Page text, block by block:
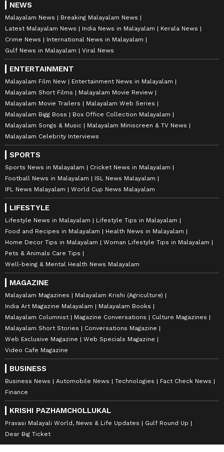
NEWS
Malayalam News
Breaking Malayalam News
Latest Malayalam News
India News in Malayalam
Kerala News
Crime News
International News in Malayalam
Gulf News in Malayalam
Viral News
ENTERTAINMENT
Malayalam Film New
Entertainment News in Malayalam
Malayalam Short Films
Malayalam Movie Review
Malayalam Movie Trailers
Malayalam Web Series
Malayalam Bigg Boss
Box Office Collection Malayalam
Malayalam Songs & Music
Malayalam Miniscreen & TV News
Malayalam Celebrity Interviews
SPORTS
Sports News in Malayalam
Cricket News in Malayalam
Football News in Malayalam
ISL News Malayalam
IPL News Malayalam
World Cup News Malayalam
LIFESTYLE
Lifestyle News in Malayalam
Lifestyle Tips in Malayalam
Food and Recipes in Malayalam
Health News in Malayalam
Home Decor Tips in Malayalam
Woman Lifestyle Tips in Malayalam
Pets & Animals Care Tips
Well-being & Mental Health News Malayalam
MAGAZINE
Malayalam Magazines
Malayalam Krishi (Agriculture)
India Art Magazine Malayalam
Malayalam Books
Malayalam Columnist
Magazine Conversations
Culture Magazines
Malayalam Short Stories
Conversations Magazine
Web Exclusive Magazine
Web Specials Magazine
Video Cafe Magazine
BUSINESS
Business News Automobile News Technologies
Fact Check News
Finance
KRISHI PAZHAMCHOLLUKAL
Pravasi Malayali World, News & Life Updates
Gulf Round Up
Dear Big Ticket